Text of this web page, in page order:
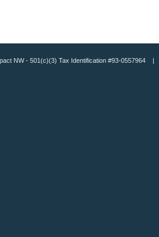
NW - 501(c)(3) Tax Identification #93-0557964 |